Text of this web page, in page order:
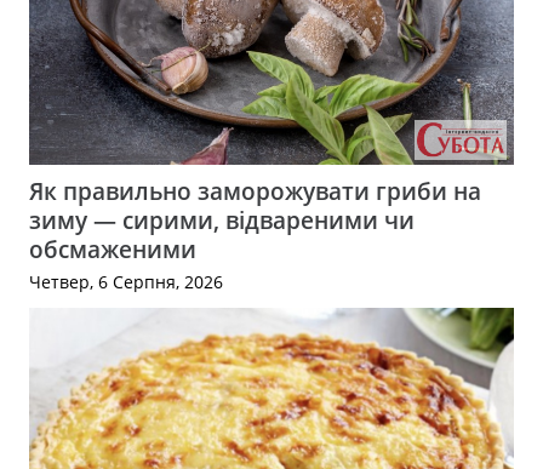
Як правильно заморожувати гриби на
зиму — сирими, відвареними чи
обсмаженими
Четвер, 6 Серпня, 2026